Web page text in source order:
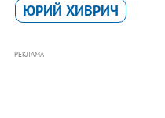
ЮРИЙ ХИВРИЧ
РЕКЛАМА